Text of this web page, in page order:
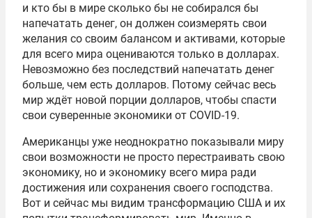
и кто бы в мире сколько бы не собирался бы
напечатать денег, он должен соизмерять свои
желания со своим балансом и активами, которые
для всего мира оцениваются только в долларах.
Невозможно без последствий напечатать денег
больше, чем есть долларов. Потому сейчас весь
мир ждёт новой порции долларов, чтобы спасти
свои суверенные экономики от COVID-19.
Американцы уже неоднократно показывали миру
свои возможности не просто перестраивать свою
экономику, но и экономику всего мира ради
достижения или сохранения своего господства.
Вот и сейчас мы видим трансформацию США и их